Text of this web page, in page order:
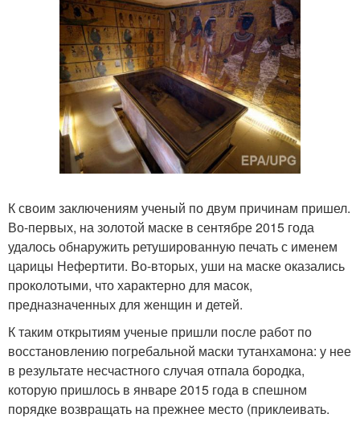
К своим заключениям ученый по двум причинам пришел.
Во-первых, на золотой маске в сентябре 2015 года
удалось обнаружить ретушированную печать с именем
царицы Нефертити. Во-вторых, уши на маске оказались
проколотыми, что характерно для масок,
предназначенных для женщин и детей.
К таким открытиям ученые пришли после работ по
восстановлению погребальной маски тутанхамона: у нее
в результате несчастного случая отпала бородка,
которую пришлось в январе 2015 года в спешном
порядке возвращать на прежнее место (приклеивать.